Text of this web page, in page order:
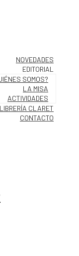
NOVEDADES
EDITORIAL
SOMOS?
LA MISA
ACTIVIDADES
LIBRERÍA CLARET
CONTACTO